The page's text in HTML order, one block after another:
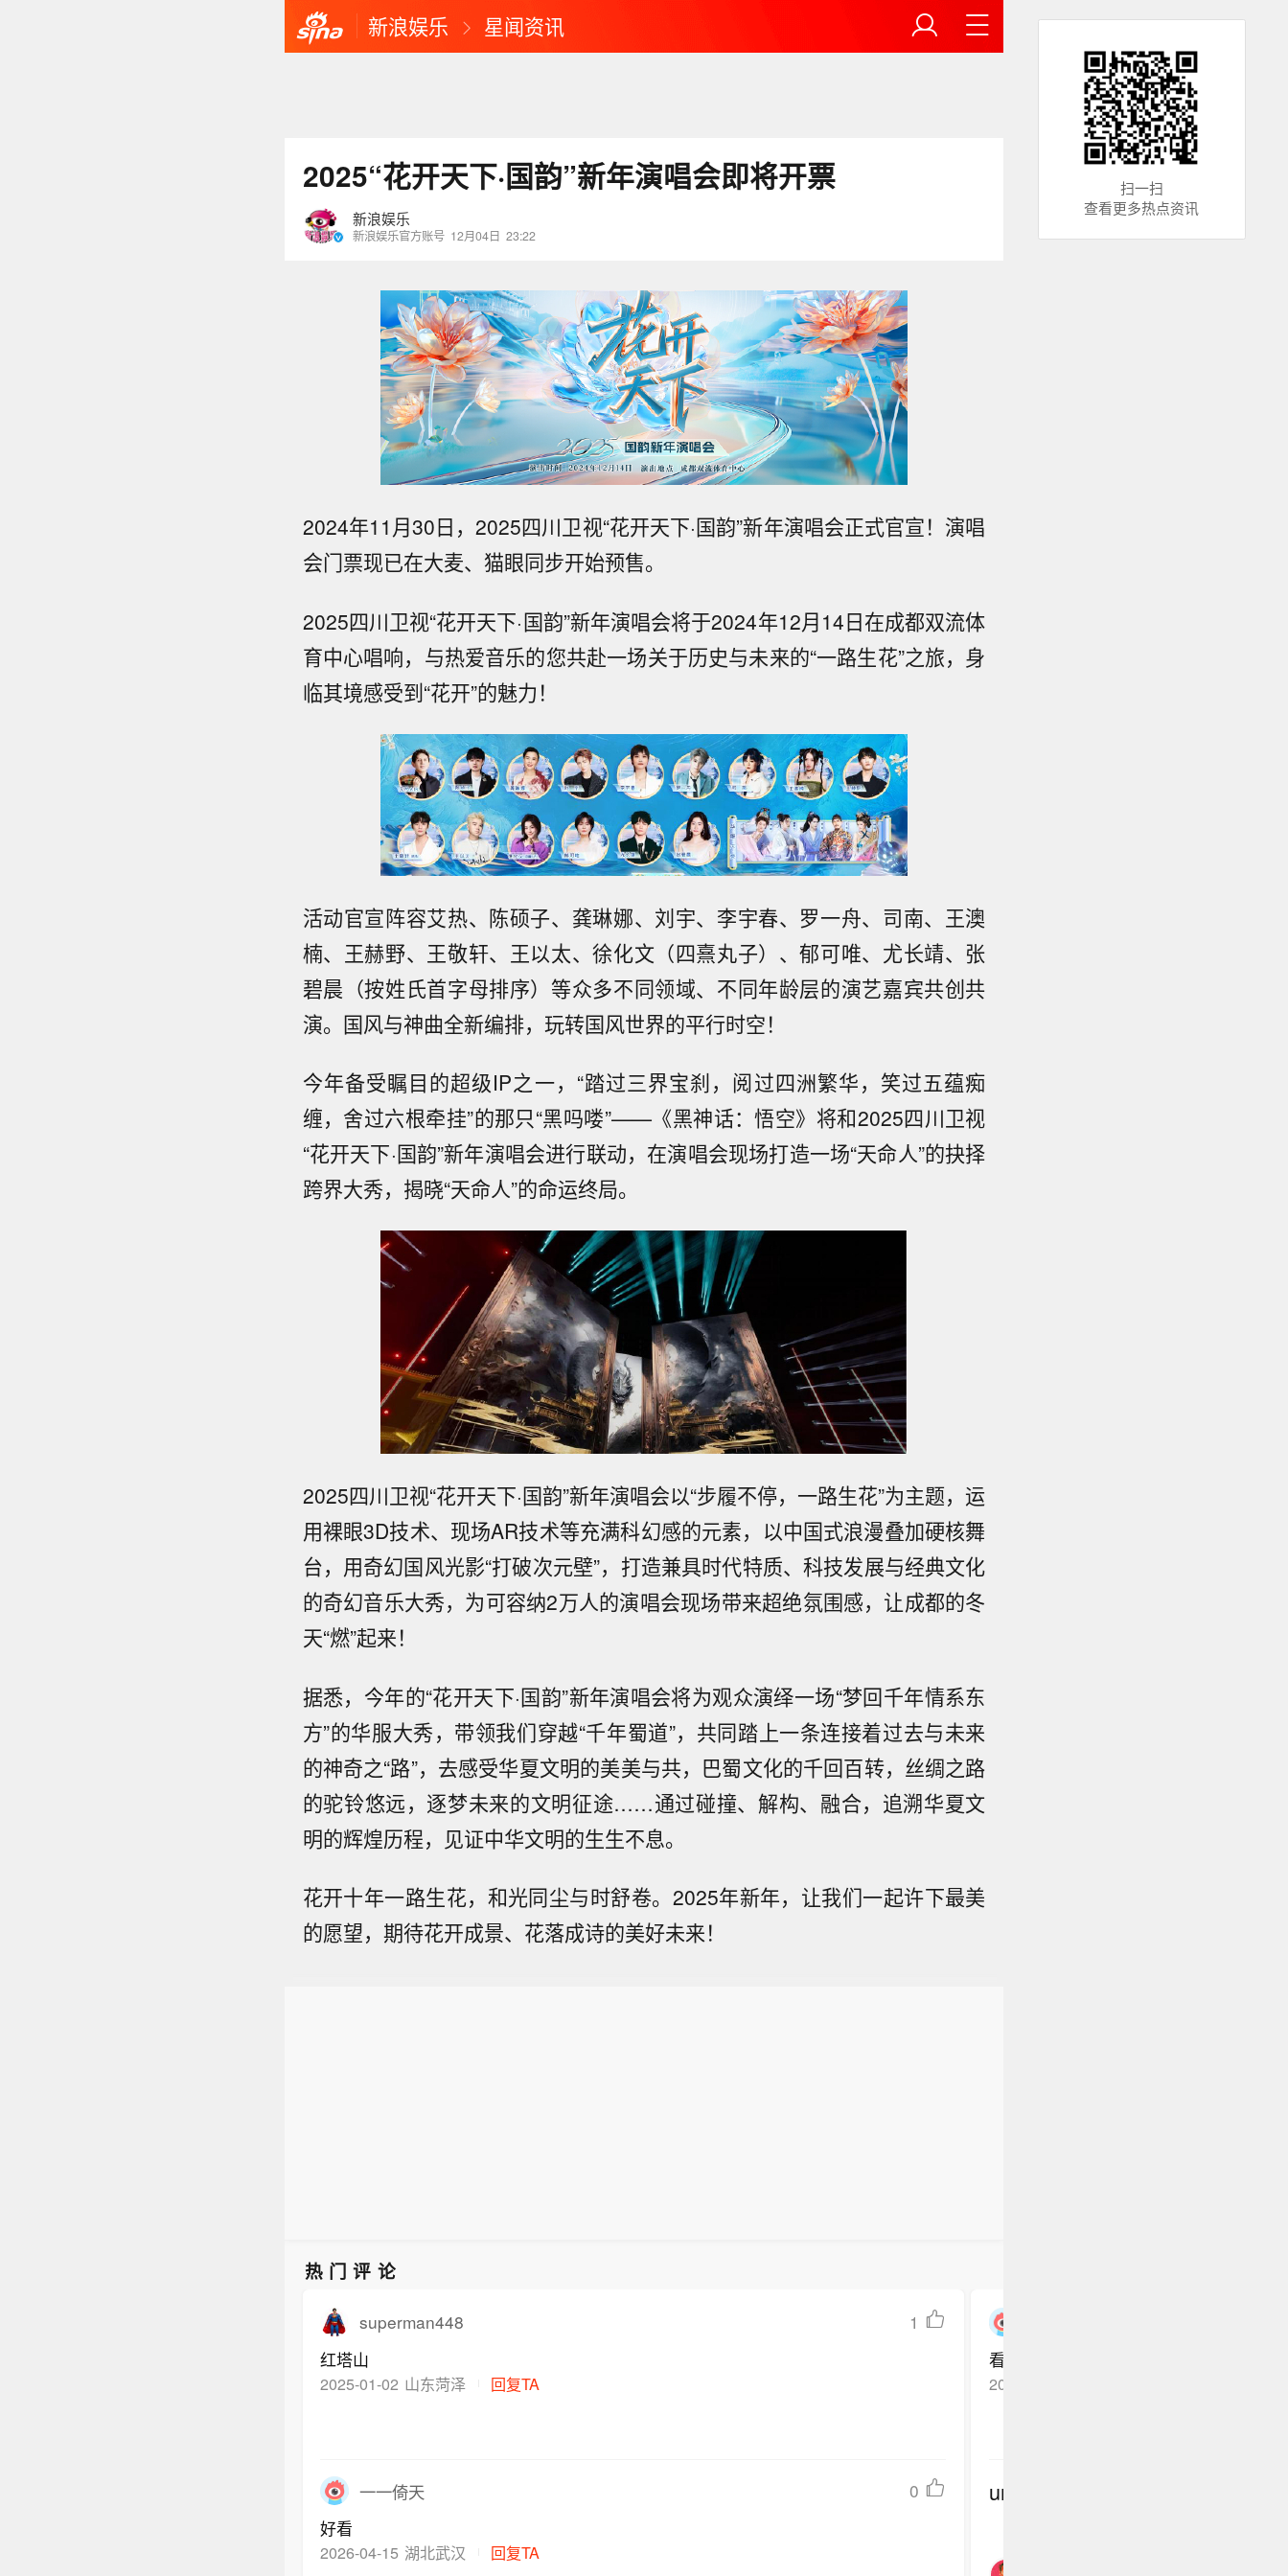
新浪娱乐 星闻资讯
2025“花开天下·国韵”新年演唱会即将开票
新浪娱乐
新浪娱乐官方账号 12月04日 23:22
2024年11月30日，2025四川卫视“花开天下·国韵”新年演唱会正式官宣！演唱
会门票现已在大麦、猫眼同步开始预售。
2025四川卫视“花开天下·国韵”新年演唱会将于2024年12月14日在成都双流体
育中心唱响，与热爱音乐的您共赴一场关于历史与未来的“一路生花”之旅，身
临其境感受到“花开”的魅力！
活动官宣阵容艾热、陈硕子、龚琳娜、刘宇、李宇春、罗一舟、司南、王澳
楠、王赫野、王敬轩、王以太、徐化文（四熹丸子）、郁可唯、尤长靖、张
碧晨（按姓氏首字母排序）等众多不同领域、不同年龄层的演艺嘉宾共创共
演。国风与神曲全新编排，玩转国风世界的平行时空！
今年备受瞩目的超级IP之一，“踏过三界宝刹，阅过四洲繁华，笑过五蕴痴
缠，舍过六根牵挂”的那只“黑吗喽”——《黑神话：悟空》将和2025四川卫视
“花开天下·国韵”新年演唱会进行联动，在演唱会现场打造一场“天命人”的抉择
跨界大秀，揭晓“天命人”的命运终局。
2025四川卫视“花开天下·国韵”新年演唱会以“步履不停，一路生花”为主题，运
用裸眼3D技术、现场AR技术等充满科幻感的元素，以中国式浪漫叠加硬核舞
台，用奇幻国风光影“打破次元壁”，打造兼具时代特质、科技发展与经典文化
的奇幻音乐大秀，为可容纳2万人的演唱会现场带来超绝氛围感，让成都的冬
天“燃”起来！
据悉，今年的“花开天下·国韵”新年演唱会将为观众演绎一场“梦回千年情系东
方”的华服大秀，带领我们穿越“千年蜀道”，共同踏上一条连接着过去与未来
的神奇之“路”，去感受华夏文明的美美与共，巴蜀文化的千回百转，丝绸之路
的驼铃悠远，逐梦未来的文明征途……通过碰撞、解构、融合，追溯华夏文
明的辉煌历程，见证中华文明的生生不息。
花开十年一路生花，和光同尘与时舒卷。2025年新年，让我们一起许下最美
的愿望，期待花开成景、花落成诗的美好未来！
热门评论
superman448
1
红塔山
2025-01-02 山东菏泽 回复TA
一一倚天
0
好看
2026-04-15 湖北武汉 回复TA
看一下
2026-04-15
undefined
扫一扫
查看更多热点资讯